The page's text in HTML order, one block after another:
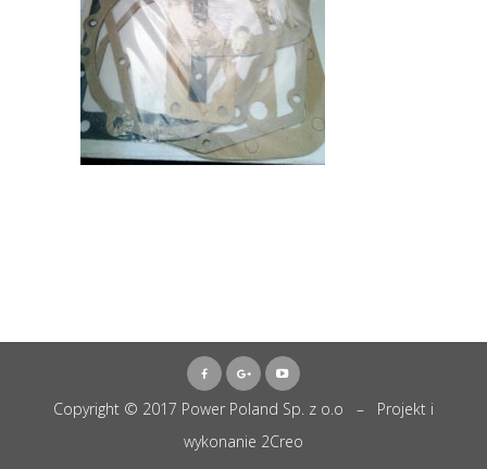
Copyright © 2017 Power Poland Sp. z o.o – Projekt i
wykonanie 2Creo